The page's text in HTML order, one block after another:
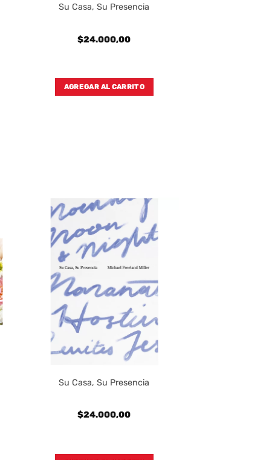
Su Casa, Su Presencia
$24.000,00
AGREGAR AL CARRITO
Su Casa, Su Presencia
$24.000,00